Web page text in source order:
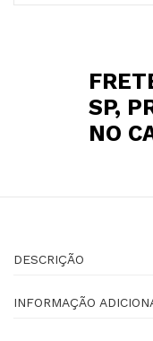
SP,
NO
DESCRIÇÃO
INFORMAÇÃO